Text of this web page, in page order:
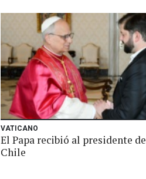
VATICANO
El Papa recibió al presidente de
Chile